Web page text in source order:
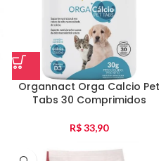
Organnact Orga Calcio Pet
Tabs 30 Comprimidos
R$33,90